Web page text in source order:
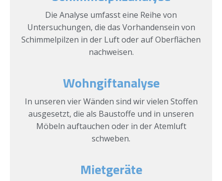
Die Analyse umfasst eine Reihe von
Untersuchungen, die das Vorhandensein von
Schimmelpilzen in der Luft oder auf Oberflächen
nachweisen.
Wohngiftanalyse
In unseren vier Wänden sind wir vielen Stoffen
ausgesetzt, die als Baustoffe und in unseren
Möbeln auftauchen oder in der Atemluft
schweben.
Mietgeräte